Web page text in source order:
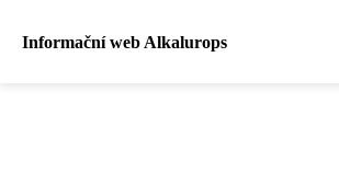
Informační web Alkalurops